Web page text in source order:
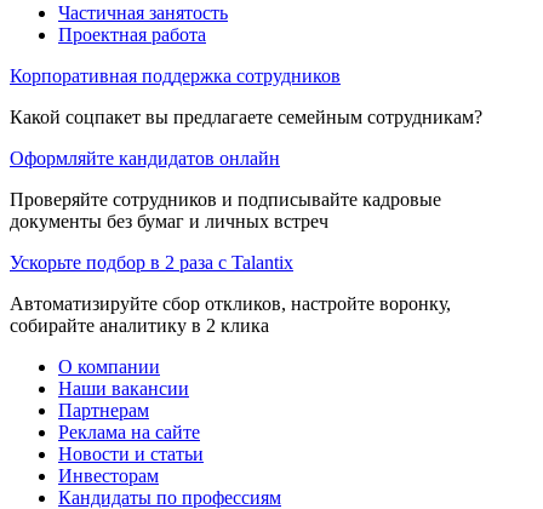
Частичная занятость
Проектная работа
Корпоративная поддержка сотрудников
Какой соцпакет вы предлагаете семейным сотрудникам?
Оформляйте кандидатов онлайн
Проверяйте сотрудников и подписывайте кадровые
документы без бумаг и личных встреч
Ускорьте подбор в 2 раза с Talantix
Автоматизируйте сбор откликов, настройте воронку,
собирайте аналитику в 2 клика
О компании
Наши вакансии
Партнерам
Реклама на сайте
Новости и статьи
Инвесторам
Кандидаты по профессиям